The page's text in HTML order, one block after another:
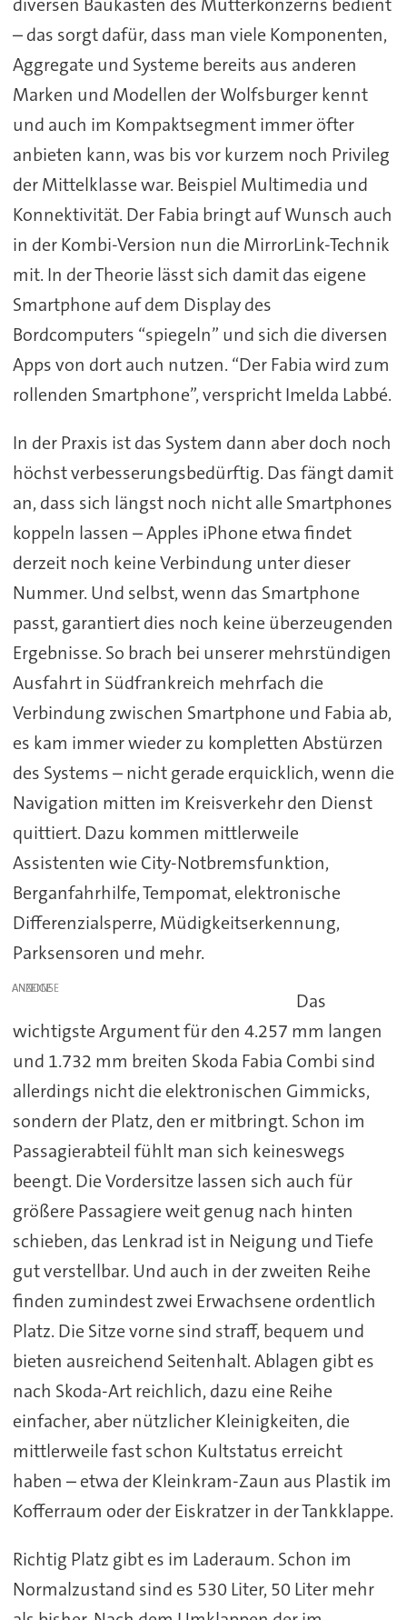
diversen Baukästen des Mutterkonzerns bedient
– das sorgt dafür, dass man viele Komponenten,
Aggregate und Systeme bereits aus anderen
Marken und Modellen der Wolfsburger kennt
und auch im Kompaktsegment immer öfter
anbieten kann, was bis vor kurzem noch Privileg
der Mittelklasse war. Beispiel Multimedia und
Konnektivität. Der Fabia bringt auf Wunsch auch
in der Kombi-Version nun die MirrorLink-Technik
mit. In der Theorie lässt sich damit das eigene
Smartphone auf dem Display des
Bordcomputers “spiegeln” und sich die diversen
Apps von dort auch nutzen. “Der Fabia wird zum
rollenden Smartphone”, verspricht Imelda Labbé.
In der Praxis ist das System dann aber doch noch
höchst verbesserungsbedürftig. Das fängt damit
an, dass sich längst noch nicht alle Smartphones
koppeln lassen – Apples iPhone etwa findet
derzeit noch keine Verbindung unter dieser
Nummer. Und selbst, wenn das Smartphone
passt, garantiert dies noch keine überzeugenden
Ergebnisse. So brach bei unserer mehrstündigen
Ausfahrt in Südfrankreich mehrfach die
Verbindung zwischen Smartphone und Fabia ab,
es kam immer wieder zu kompletten Abstürzen
des Systems – nicht gerade erquicklich, wenn die
Navigation mitten im Kreisverkehr den Dienst
quittiert. Dazu kommen mittlerweile
Assistenten wie City-Notbremsfunktion,
Berganfahrhilfe, Tempomat, elektronische
Differenzialsperre, Müdigkeitserkennung,
Parksensoren und mehr.
ANZEIGE
Das
wichtigste Argument für den 4.257 mm langen
und 1.732 mm breiten Skoda Fabia Combi sind
allerdings nicht die elektronischen Gimmicks,
sondern der Platz, den er mitbringt. Schon im
Passagierabteil fühlt man sich keineswegs
beengt. Die Vordersitze lassen sich auch für
größere Passagiere weit genug nach hinten
schieben, das Lenkrad ist in Neigung und Tiefe
gut verstellbar. Und auch in der zweiten Reihe
finden zumindest zwei Erwachsene ordentlich
Platz. Die Sitze vorne sind straff, bequem und
bieten ausreichend Seitenhalt. Ablagen gibt es
nach Skoda-Art reichlich, dazu eine Reihe
einfacher, aber nützlicher Kleinigkeiten, die
mittlerweile fast schon Kultstatus erreicht
haben – etwa der Kleinkram-Zaun aus Plastik im
Kofferraum oder der Eiskratzer in der Tankklappe.
Richtig Platz gibt es im Laderaum. Schon im
Normalzustand sind es 530 Liter, 50 Liter mehr